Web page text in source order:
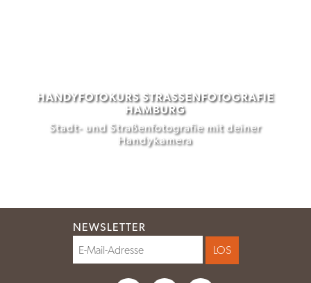
HANDYFOTOKURS STRASSENFOTOGRAFIE H
AMBURG
Stadt- und Straßenfotografie mit deiner
Handykamera
NEWSLETTER